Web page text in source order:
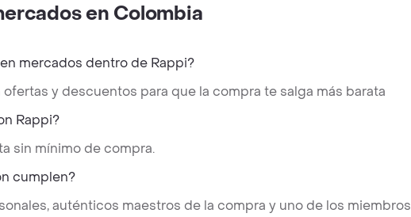
en Colombia
mercados dentro de Rappi?
y descuentos para que la compra te salga más barata
Rappi?
sin mínimo de compra.
cumplen?
auténticos maestros de la compra y uno de los miembros